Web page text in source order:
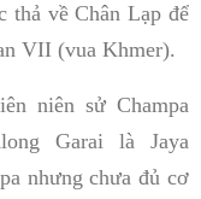
thả về Chân Lạp để
VII (vua Khmer).
niên sử Champa
Garai là Jaya
nhưng chưa đủ cơ